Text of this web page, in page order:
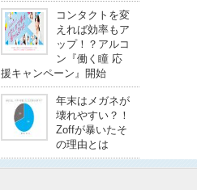
コンタクトを変
えれば効率もア
ップ！？アルコ
ン『働く瞳 応
援キャンペーン』開始
年末はメガネが
壊れやすい？！
Zoffが暴いたそ
の理由とは